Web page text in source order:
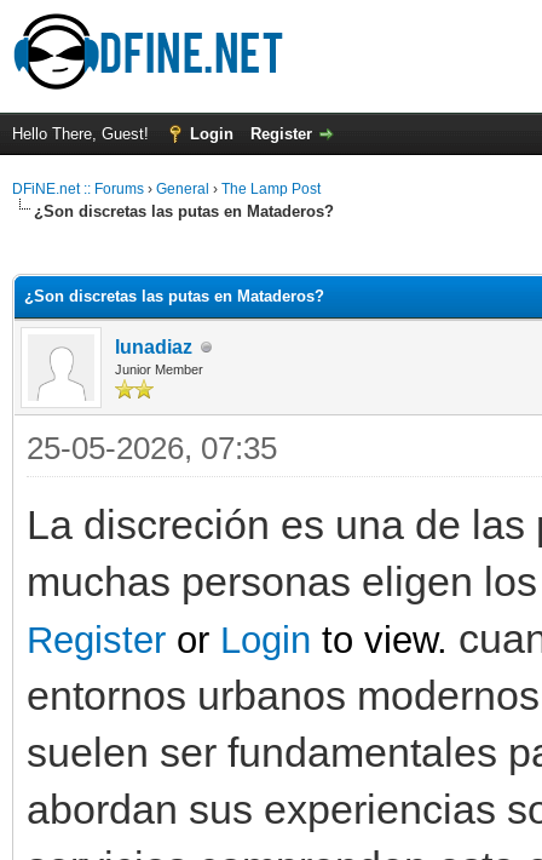
Hello There, Guest! Login Register
DFiNE.net :: Forums › General › The Lamp Post
¿Son discretas las putas en Mataderos?
¿Son discretas las putas en Mataderos?
lunadiaz
Junior Member
25-05-2026, 07:35
La discreción es una de
muchas personas eligen
Register or Login to view.
entornos urbanos
suelen ser fundamentales
abordan sus experiencias